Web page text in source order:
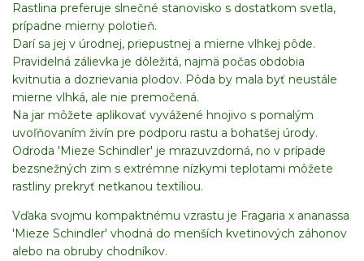
Rastlina preferuje slnečné stanovisko s dostatkom svetla,
prípadne mierny polotieň.
Darí sa jej v úrodnej, priepustnej a mierne vlhkej pôde.
Pravidelná zálievka je dôležitá, najmä počas obdobia
kvitnutia a dozrievania plodov. Pôda by mala byť neustále
mierne vlhká, ale nie premočená.
Na jar môžete aplikovať vyvážené hnojivo s pomalým
uvoľňovaním živín pre podporu rastu a bohatšej úrody.
Odroda 'Mieze Schindler' je mrazuvzdorná, no v prípade
bezsnežných zim s extrémne nízkymi teplotami môžete
rastliny prekryť netkanou textíliou.
Vďaka svojmu kompaktnému vzrastu je Fragaria x ananassa
'Mieze Schindler' vhodná do menších kvetinových záhonov
alebo na obruby chodníkov.